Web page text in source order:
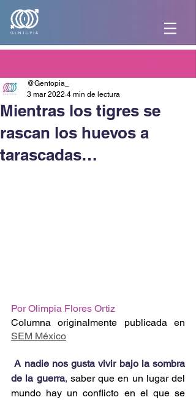
Mientras los tigres se
rascan los huevos a
tarascadas…
@Gentopia_
3 mar 2022 4 min de lectura
Por Olimpia Flores Ortiz
SEM México
A nadie nos gusta vivir bajo la sombra
de la guerra, saber que en un lugar del
mundo hay un conflicto en el que se